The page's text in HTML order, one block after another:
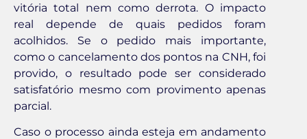
vitória total nem como derrota. O impacto
real depende de quais pedidos foram
acolhidos. Se o pedido mais importante,
como o cancelamento dos pontos na CNH, foi
provido, o resultado pode ser considerado
satisfatório mesmo com provimento apenas
parcial.
Caso o processo ainda esteja em andamento